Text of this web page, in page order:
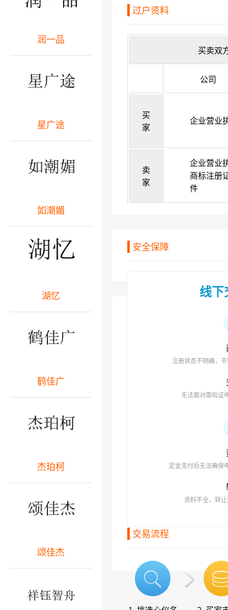
过户资料
买卖双
公司
买
家
企业营业
卖
家
企业营业
商标注册
件
安全保障
线下
注册状态不明确，
无法面对面验证
定金支付后无法确保
资料不全，转
交易流程
润一品
星广途
如潮媚
湖忆
鹤佳广
杰珀柯
颂佳杰